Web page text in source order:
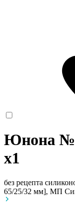
Юнона
x1
без рецепта
65/25/32 мм], МП